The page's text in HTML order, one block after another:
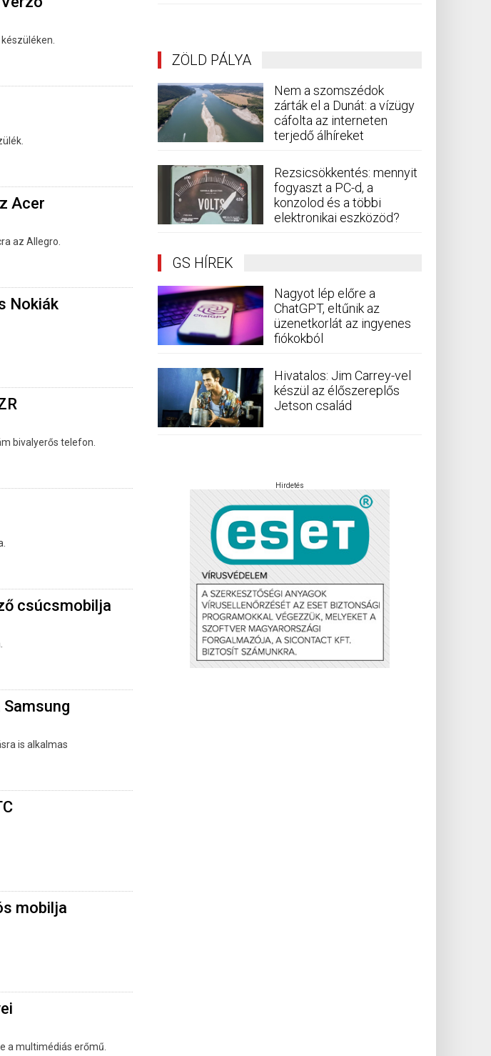
Acer
az Allegro.
Nokiák
bivalyerős telefon.
csúcsmobilja
is alkalmas
mobilja
a multimédiás erőmű.
ZÖLD PÁLYA
Nem a szomszédok
zárták el a Dunát: a vízügy
cáfolta az interneten
terjedő álhíreket
Rezsicsökkentés: mennyit
fogyaszt a PC-d, a
konzolod és a többi
elektronikai eszközöd?
GS HÍREK
Nagyot lép előre a
ChatGPT, eltűnik az
üzenetkorlát az ingyenes
fiókokból
Hivatalos: Jim Carrey-vel
készül az élőszereplős
Jetson család
Hirdetés